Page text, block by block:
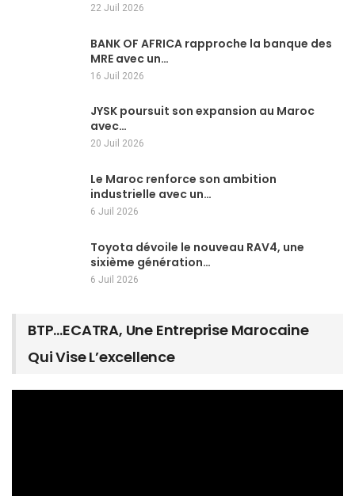
22 Juil 2026
BANK OF AFRICA rapproche la banque des
MRE avec un…
16 Juil 2026
JYSK poursuit son expansion au Maroc
avec…
20 Juil 2026
Le Maroc renforce son ambition
industrielle avec un…
6 Juil 2026
Toyota dévoile le nouveau RAV4, une
sixième génération…
6 Juil 2026
BTP…ECATRA, Une Entreprise Marocaine
Qui Vise L’excellence